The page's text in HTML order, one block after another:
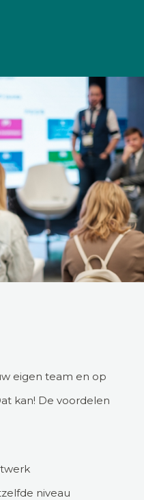
eigen team en op
kan! De voordelen
niveau